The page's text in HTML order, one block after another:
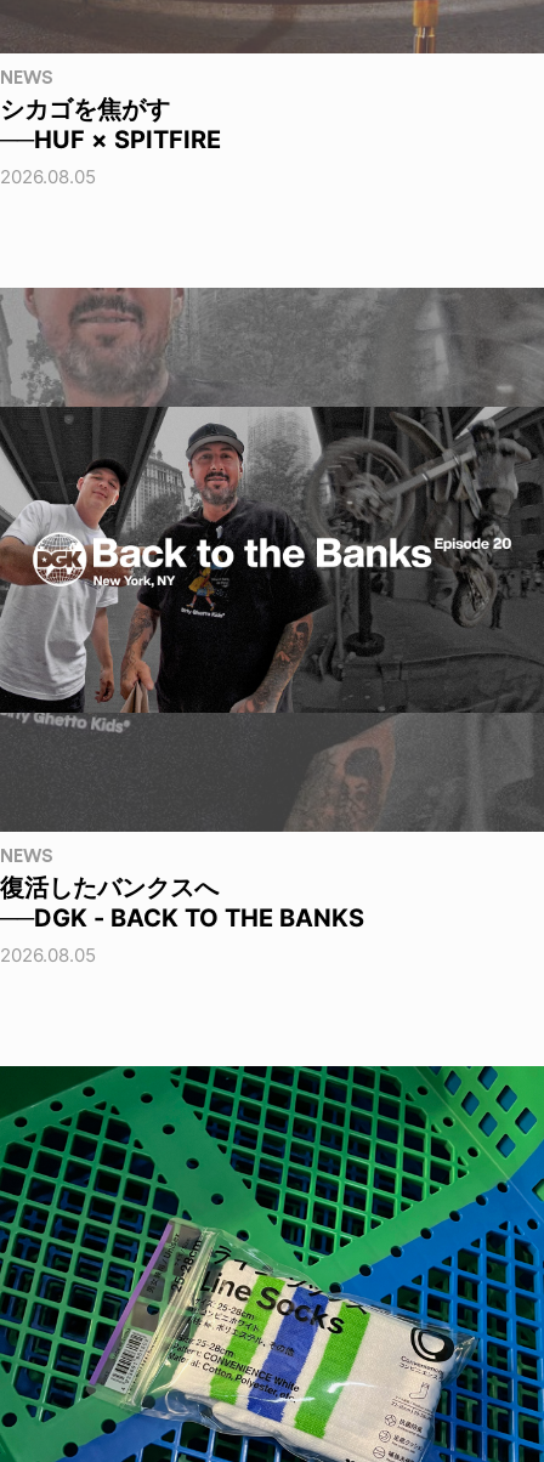
NEWS
シカゴを焦がす
──HUF × SPITFIRE
2026.08.05
NEWS
復活したバンクスへ
──DGK - BACK TO THE BANKS
2026.08.05